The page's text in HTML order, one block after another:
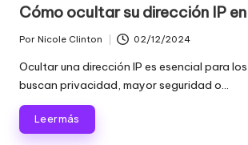
Cómo ocultar su dirección IP
por
Por Nicole Clinton 02/12/2024
Ocultar una dirección IP es esencial para
buscan privacidad, mayor seguridad o...
Leer más